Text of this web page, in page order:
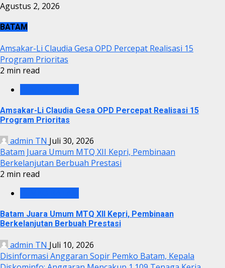
Agustus 2, 2026
BATAM
Amsakar-Li Claudia Gesa OPD Percepat Realisasi 15
Program Prioritas
2 min read
Amsakar-Li Claudia Gesa OPD Percepat Realisasi 15
Program Prioritas
admin TN Juli 30, 2026
Batam Juara Umum MTQ XII Kepri, Pembinaan
Berkelanjutan Berbuah Prestasi
2 min read
Batam Juara Umum MTQ XII Kepri, Pembinaan
Berkelanjutan Berbuah Prestasi
admin TN Juli 10, 2026
Disinformasi Anggaran Sopir Pemko Batam, Kepala